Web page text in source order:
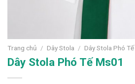
Trang chủ / Dây Stola / Dây Stola Phó Tế
Dây Stola Phó Tế Ms01